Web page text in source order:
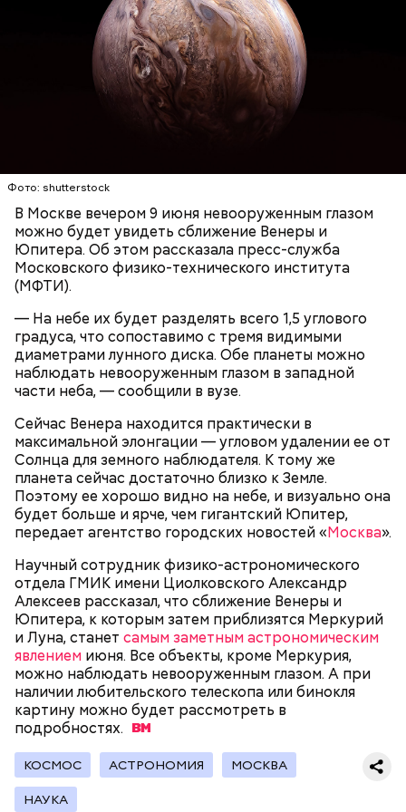
Фото: shutterstock
В Москве вечером 9 июня невооруженным глазом
можно будет увидеть сближение Венеры и
Юпитера. Об этом рассказала пресс-служба
Московского физико-технического института
(МФТИ).
— На небе их будет разделять всего 1,5 углового
градуса, что сопоставимо с тремя видимыми
диаметрами лунного диска. Обе планеты можно
наблюдать невооруженным глазом в западной
части неба, — сообщили в вузе.
Сейчас Венера находится практически в
максимальной элонгации — угловом удалении ее от
Солнца для земного наблюдателя. К тому же
планета сейчас достаточно близко к Земле.
Поэтому ее хорошо видно на небе, и визуально она
будет больше и ярче, чем гигантский Юпитер,
передает агентство городских новостей «Москва».
Научный сотрудник физико-астрономического
отдела ГМИК имени Циолковского Александр
Алексеев рассказал, что сближение Венеры и
Юпитера, к которым затем приблизятся Меркурий
и Луна, станет самым заметным астрономическим
явлением июня. Все объекты, кроме Меркурия,
можно наблюдать невооруженным глазом. А при
наличии любительского телескопа или бинокля
картину можно будет рассмотреть в
подробностях.
КОСМОС АСТРОНОМИЯ МОСКВА
НАУКА
Здесь автоматизировано буквально все, включая и
«холодильник» — так сотрудники в шутку
называют большой шкаф, в котором хранится
паяльная паста. Специалист на сенсорном экране
устанавливает температуру камеры хранения
материала. Причем для каждой камеры можно
установить свою температуру. Пара нажатий, и в
нужное время аппарат выдает материал с
необходимой температурой. Начальник цеха
окошко достает баночку с сырьем.
территории ОЭЗ «Технополис
Москва» планируется открыть 25
новых производств
— Сначала на плату наносят гравировку —
торговый знак производителя. После этого плата
отправляется на роботизированную линию, где на
нее наносится термопаста и устанавливаются
необходимые детали, — поясняет Антонов.
Далее следует запайка выводных элементов.
Простыми словами, плату помещают в устройство,
где циркулирует нагретая жидкость, похожая на
Интернет будущего: как в Москве
создают самые быстрые чипы
С приходом советской власти музыкальные
мероприятия стали проводиться под эгидой
«Музыкальные выставки» в 1919 году
организовывались уже профсоюзом композиторов
и музыкальным отделом Наркомпроса РСФСР. В
отличие от дореволюционных, на новых
«Выставках» звучали произведения только
советских музыкантов.
В 1930-е визитной карточкой эпохи стали смотры
Москве в Центральном парке культуры и отдыха
имени Максима Горького прошла I Всесоюзная
олимпиада самодеятельного искусства, которая
завершилась грандиозным музыкальным
праздником. В нем приняло участие свыше пяти
музыкальных коллективов.
— Каждый вечер тысячи человек проходят сквозь
двери парка культуры и отдыха... Пляшет шофер,
пляшет счетовод. Фрезеровщица подтягивает
припев песни. И вот уже весь круг поет «Армию
Буденного», набирая полной грудью свежий, чуть